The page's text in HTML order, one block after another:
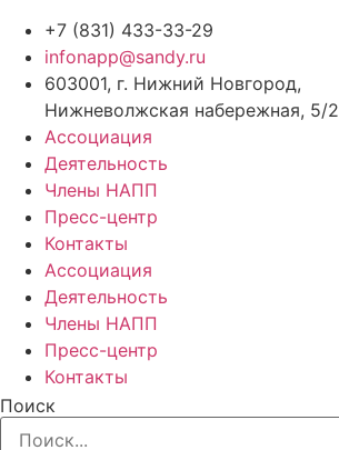
+7 (831) 433-33-29
infonapp@sandy.ru
603001, г. Нижний Новгород,
Нижневолжская набережная, 5/2
Ассоциация
Деятельность
Члены НАПП
Пресс-центр
Контакты
Ассоциация
Деятельность
Члены НАПП
Пресс-центр
Контакты
Поиск